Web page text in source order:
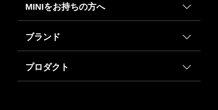
MINIをお持ちの方へ
ブランド
プロダクト